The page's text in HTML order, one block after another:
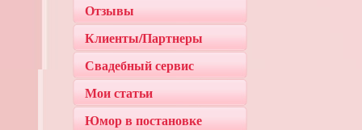
Отзывы
Клиенты/Партнеры
Свадебный сервис
Мои статьи
Юмор в постановке